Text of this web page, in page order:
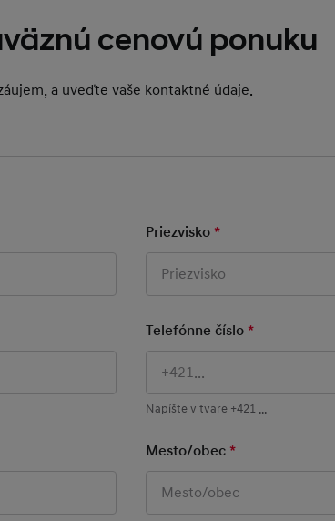
cenovú ponuku
a uveďte vaše kontaktné údaje.
Priezvisko*
Telefónne číslo*
Napíšte v tvare +421 ...
Mesto/obec*